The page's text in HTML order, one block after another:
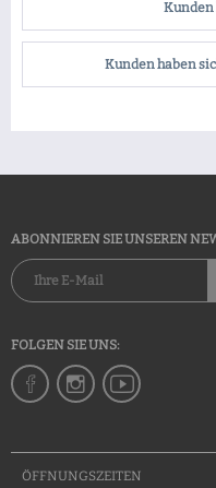
Kunden
Kunden haben
ABONNIEREN SIE UNSEREN
FOLGEN SIE UNS:
ÖFFNUNGSZEITEN